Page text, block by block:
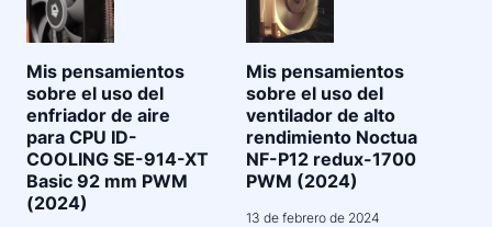
Mis pensamientos
sobre el uso del
enfriador de aire
para CPU ID-
COOLING SE-914-XT
Basic 92 mm PWM
(2024)
Mis pensamientos
sobre el uso del
ventilador de alto
rendimiento Noctua
NF-P12 redux-1700
PWM (2024)
13 de febrero de 2024